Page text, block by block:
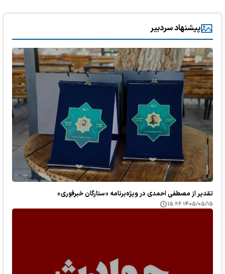
پیشنهاد سردبیر
تقدیر از مصطفی احمدی در ویژه‌برنامه «ستارگان خبرفوری»
۱۴۰۵/۰۵/۱۵ ۱۵:۲۶